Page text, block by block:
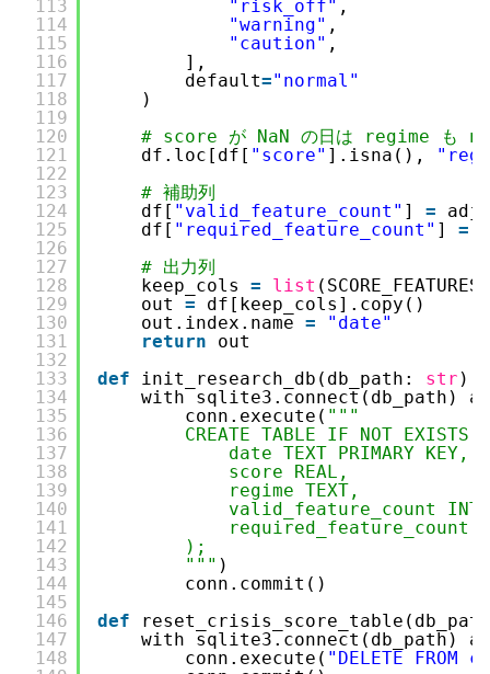
113
114
115
116
117
118
119
120
121
122
123
124
125
126
127
128
129
130
131
132
133
134
135
136
137
138
139
140
141
142
143
144
145
146
147
148
"risk_off" ,
"warning" ,
"caution" ,
],
default="normal"
)
# score が NaN の日は regime も
df.loc[df[ "score" ].isna(),
# 補助列
df[ "valid_feature_count" ] =
df[ "required_feature_count" ] =
# 出力列
keep_cols = list
out =
df[keep_cols].copy()
out.index.name =
"date"
return
out
def
init_research_db(db_path: str )
with sqlite3.connect(db_path)
conn.execute( """
CREATE TABLE IF NOT
date TEXT PRIMARY KEY,
score REAL,
regime TEXT,
valid_feature_count
required_feature_count
);
""" )
conn.commit()
def
with sqlite3.connect(db_path)
conn.execute( "DELETE